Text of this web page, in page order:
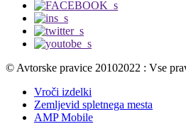
© Avtorske pravice 20102022 : Vse
Vroči izdelki
Zemljevid spletnega mesta
AMP Mobile